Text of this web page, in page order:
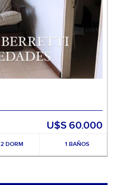
U$S 60.000
2 DORM 1 BAÑOS